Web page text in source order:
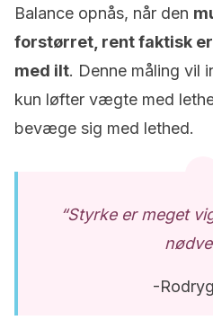
Balance opnås, når den
forstørret, rent faktisk
med ilt. Denne måling vil
kun løfter vægte med
bevæge sig med lethed.
“Styrke er meget
-